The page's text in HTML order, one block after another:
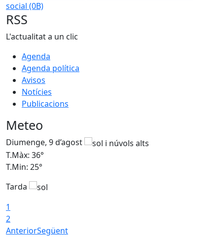
social (0B)
RSS
L'actualitat a un clic
Agenda
Agenda política
Avisos
Notícies
Publicacions
Meteo
Diumenge, 9 d’agost
T.Màx: 36°
T.Min: 25°
Tarda
1
2
AnteriorSegüent